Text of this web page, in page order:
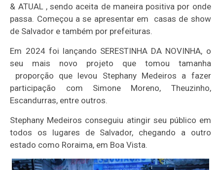
& ATUAL , sendo aceita de maneira positiva por onde
passa. Começou a se apresentar em casas de show
de Salvador e também por prefeituras.
Em 2024 foi lançando SERESTINHA DA NOVINHA, o
seu mais novo projeto que tomou tamanha
proporção que levou Stephany Medeiros a fazer
participação com Simone Moreno, Theuzinho,
Escandurras, entre outros.
Stephany Medeiros conseguiu atingir seu público em
todos os lugares de Salvador, chegando a outro
estado como Roraima, em Boa Vista.